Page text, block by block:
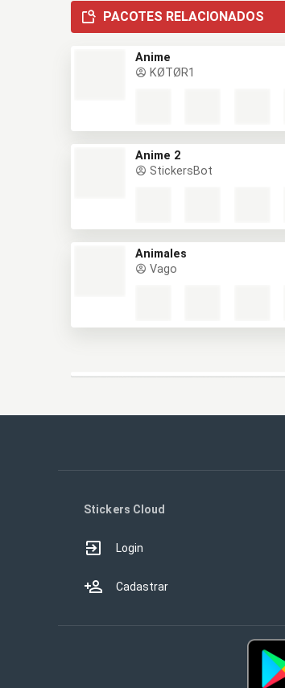
PACOTES RELACIONADOS
Anime
KØTØR1
Anime 2
StickersBot
Animales
Vago
Stickers Cloud
Login
Cadastrar